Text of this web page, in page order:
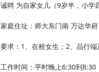
诚聘 为自家女儿（9岁半，小学
家庭住址：师大东门南 万达华府
要求：1、在校女生；2、品行端
工作时间：平时晚上6:30到8:30